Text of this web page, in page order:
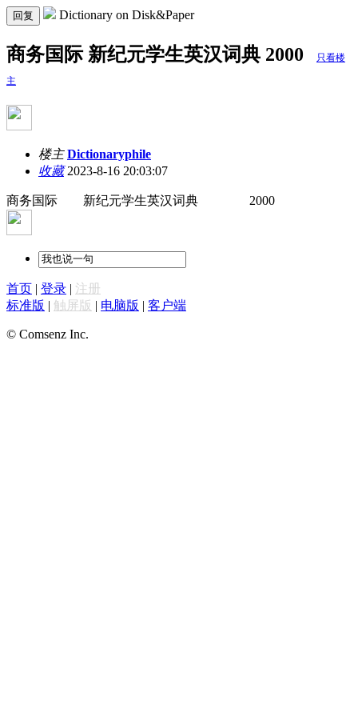
回复 Dictionary on Disk&Paper
商务国际 新纪元学生英汉词典 2000 只看楼
主
楼主 Dictionaryphile
收藏2023-8-16 20:03:07
商务国际 新纪元学生英汉词典 2000
首页 | 登录 | 注册
标准版 | 触屏版 | 电脑版 | 客户端
© Comsenz Inc.